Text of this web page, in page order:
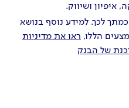
איפיון ושיווק.
לכך. למידע נוסף בנושא
הללו, ראו את מדיניות
של הבנק
איפיון ושיווק.
לכך. למידע נוסף בנושא
הללו, ראו את מדיניות
של הבנק